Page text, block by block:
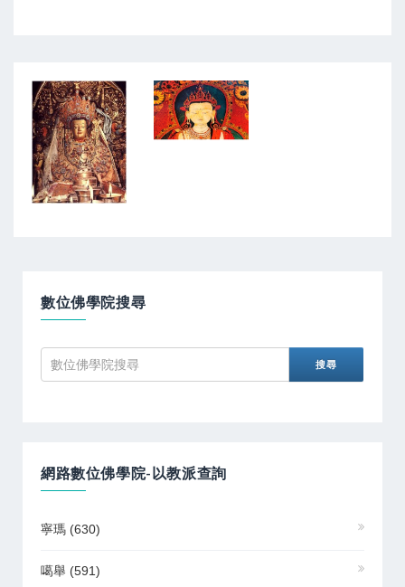
數位佛學院搜尋
網路數位佛學院-以教派查詢
寧瑪 (630)
噶舉 (591)